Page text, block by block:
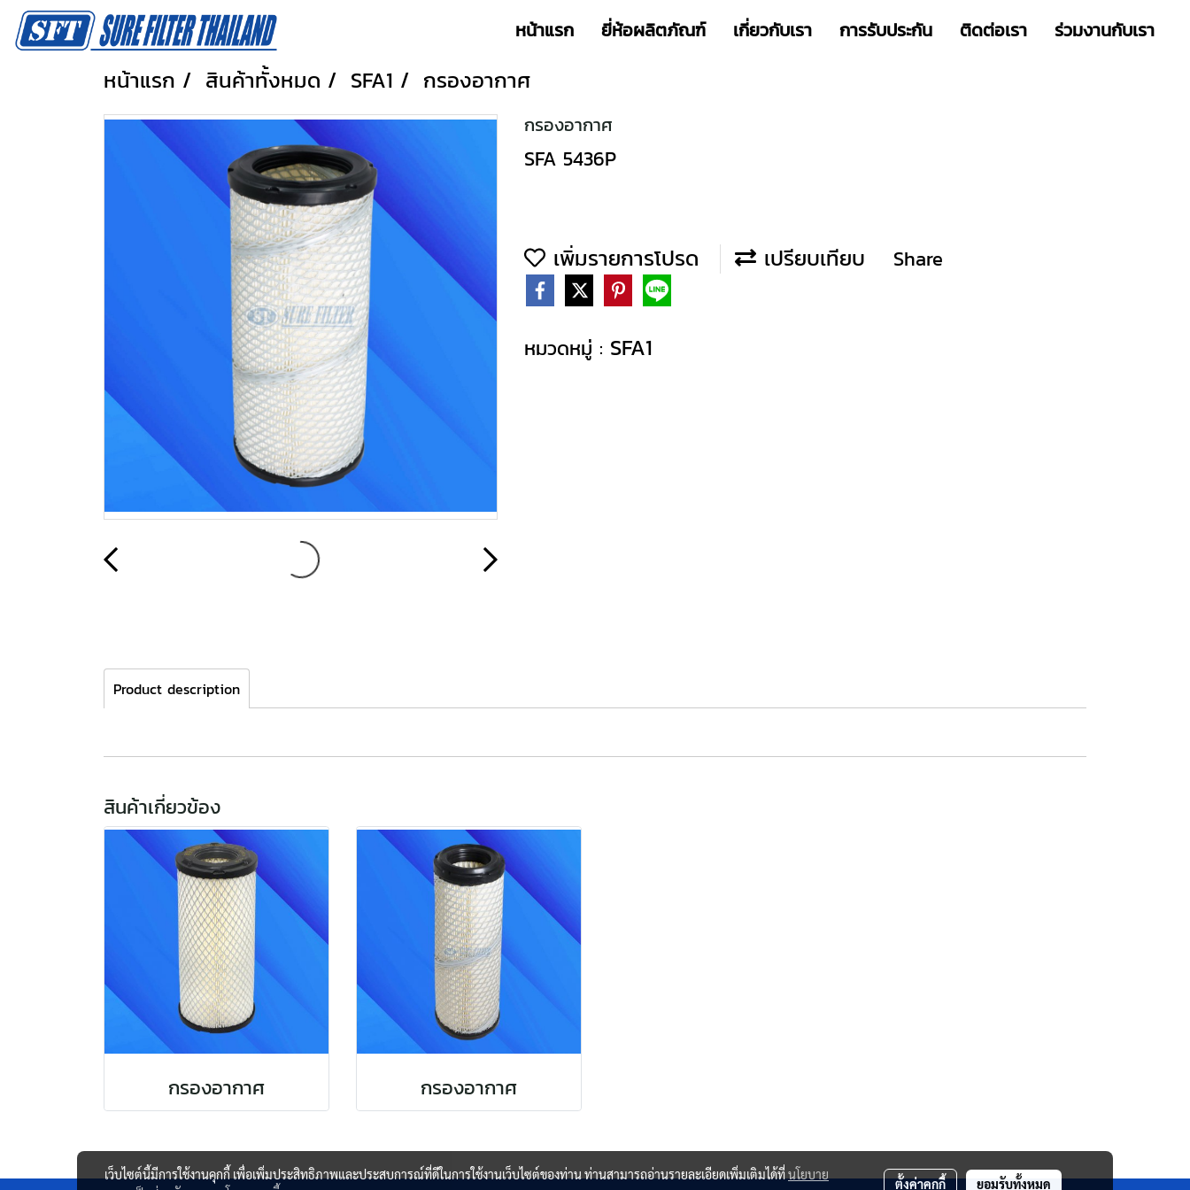
หน้าแรก ยี่ห้อผลิตภัณฑ์ เกี่ยวกับเรา การรับประกัน ติดต่อเรา ร่วมงานกับเรา
หน้าแรก สินค้าทั้งหมด SFA1 กรองอากาศ
กรองอากาศ
SFA 5436P
เพิ่มรายการโปรด เปรียบเทียบ Share
หมวดหมู่ : SFA1
Product description
สินค้าเกี่ยวข้อง
กรองอากาศ กรองอากาศ
เว็บไซต์นี้มีการใช้งานคุกกี้ เพื่อเพิ่มประสิทธิภาพและประสบการณ์ที่ดีในการใช้งานเว็บไซต์ของท่าน ท่านสามารถอ่านรายละเอียดเพิ่มเติมได้ที่นโยบาย
ตั้งค่าคุกกี้ ยอมรับทั้งหมด